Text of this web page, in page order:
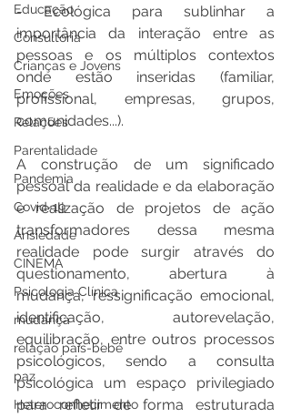
Educação
Consultoria
Crianças e Jovens
Emoções
Relações
Parentalidade
Pandemia
Covid-19
Ansiedade
CINEMA
Psicologia Clínica
mudança
relação pais-bebé
paz
Heteroconhecimento
- Ecológica para sublinhar a
importância da interação entre as
pessoas e os múltiplos contextos
onde estão inseridas (familiar,
profissional, empresas, grupos,
comunidades...).
A construção de um significado
pessoal da realidade e da elaboração
e realização de projetos de ação
transformadores dessa mesma
realidade pode surgir através do
questionamento, abertura à
mudança, ressignificação emocional,
identificação, autorevelação,
equilibração, entre outros processos
psicológicos, sendo a consulta
psicológica um espaço privilegiado
para refletir de forma estruturada